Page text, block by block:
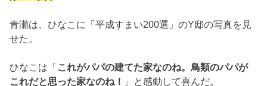
青瀬は、ひなこに「平成すまい200選」のY邸の写真を見
せた。
ひなこは「これがパパの建てた家なのね。鳥類のパパが
これだと思った家なのね！
」と感動して喜んだ。